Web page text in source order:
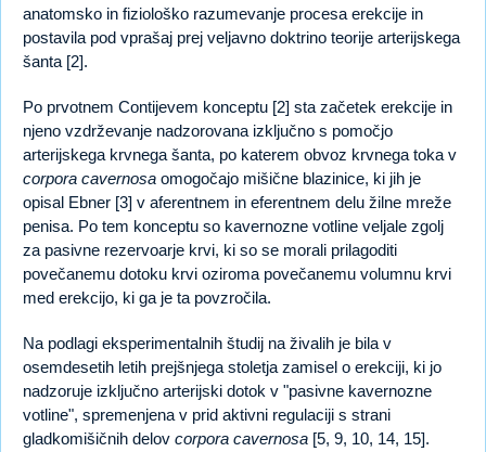
anatomsko in fiziološko razumevanje procesa erekcije in
postavila pod vprašaj prej veljavno doktrino teorije arterijskega
šanta [2].
Po prvotnem Contijevem konceptu [2] sta začetek erekcije in
njeno vzdrževanje nadzorovana izključno s pomočjo
arterijskega krvnega šanta, po katerem obvoz krvnega toka v
corpora cavernosa omogočajo mišične blazinice, ki jih je
opisal Ebner [3] v aferentnem in eferentnem delu žilne mreže
penisa. Po tem konceptu so kavernozne votline veljale zgolj
za pasivne rezervoarje krvi, ki so se morali prilagoditi
povečanemu dotoku krvi oziroma povečanemu volumnu krvi
med erekcijo, ki ga je ta povzročila.
Na podlagi eksperimentalnih študij na živalih je bila v
osemdesetih letih prejšnjega stoletja zamisel o erekciji, ki jo
nadzoruje izključno arterijski dotok v "pasivne kavernozne
votline", spremenjena v prid aktivni regulaciji s strani
gladkomišičnih delov corpora cavernosa [5, 9, 10, 14, 15].